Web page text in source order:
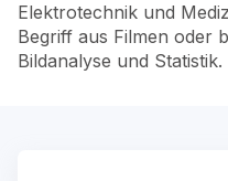
Elektrotechnik und
Begriff aus Filmen oder
Bildanalyse und Statistik.